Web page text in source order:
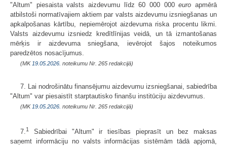
"Altum" piesaista valsts aizdevumu līdz 60 000 000euro apmērā
atbilstoši normatīvajiem aktiem par valsts aizdevumu izsniegšanas un
apkalpošanas kārtību, nepiemērojot aizdevuma riska procentu likmi.
Valsts aizdevumu izsniedz kredītlīnijas veidā, un tā izmantošanas
mērķis ir aizdevuma sniegšana, ievērojot šajos noteikumos
paredzētos nosacījumus.
(MK 19.05.2026. noteikumu Nr. 265 redakcijā)
7. Lai nodrošinātu finansējumu aizdevumu izsniegšanai, sabiedrība
"Altum" var piesaistīt starptautisko finanšu institūciju aizdevumus.
(MK 19.05.2026. noteikumu Nr. 265 redakcijā)
7. 1
Sabiedrībai "Altum" ir tiesības pieprasīt un bez maksas
saņemt informāciju no valsts informācijas sistēmām tādā apjomā,